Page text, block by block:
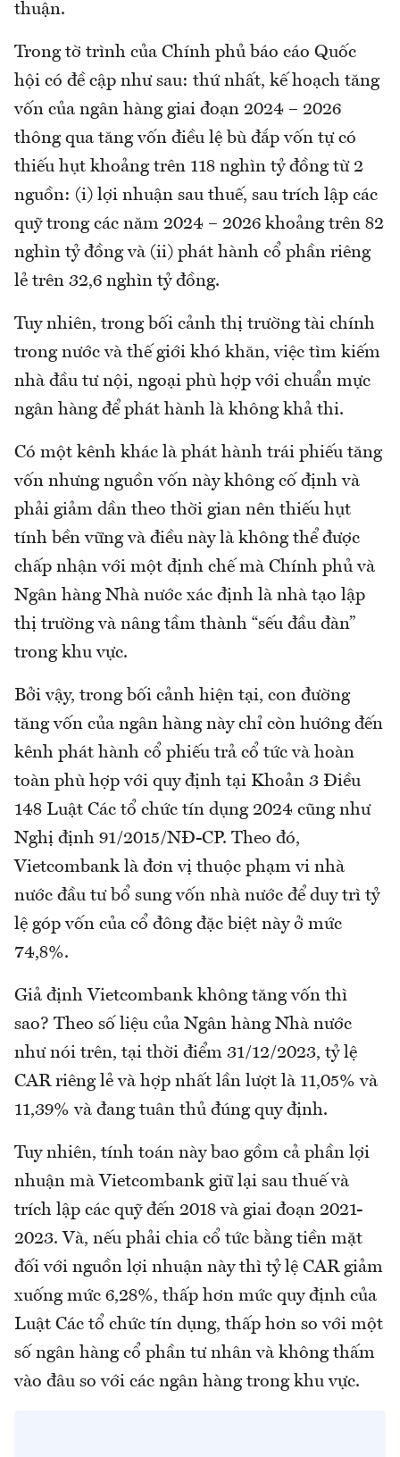
thuận.
Trong tờ trình của Chính phủ báo cáo Quốc
hội có đề cập như sau: thứ nhất, kế hoạch tăng
vốn của ngân hàng giai đoạn 2024 – 2026
thông qua tăng vốn điều lệ bù đắp vốn tự có
thiếu hụt khoảng trên 118 nghìn tỷ đồng từ 2
nguồn: (i) lợi nhuận sau thuế, sau trích lập các
quỹ trong các năm 2024 – 2026 khoảng trên 82
nghìn tỷ đồng và (ii) phát hành cổ phần riêng
lẻ trên 32,6 nghìn tỷ đồng.
Tuy nhiên, trong bối cảnh thị trường tài chính
trong nước và thế giới khó khăn, việc tìm kiếm
nhà đầu tư nội, ngoại phù hợp với chuẩn mực
ngân hàng để phát hành là không khả thi.
Có một kênh khác là phát hành trái phiếu tăng
vốn nhưng nguồn vốn này không cố định và
phải giảm dần theo thời gian nên thiếu hụt
tính bền vững và điều này là không thể được
chấp nhận với một định chế mà Chính phủ và
Ngân hàng Nhà nước xác định là nhà tạo lập
thị trường và nâng tầm thành “sếu đầu đàn”
trong khu vực.
Bởi vậy, trong bối cảnh hiện tại, con đường
tăng vốn của ngân hàng này chỉ còn hướng đến
kênh phát hành cổ phiếu trả cổ tức và hoàn
toàn phù hợp với quy định tại Khoản 3 Điều
148 Luật Các tổ chức tín dụng 2024 cũng như
Nghị định 91/2015/NĐ-CP. Theo đó,
Vietcombank là đơn vị thuộc phạm vi nhà
nước đầu tư bổ sung vốn nhà nước để duy trì tỷ
lệ góp vốn của cổ đông đặc biệt này ở mức
74,8%.
Giả định Vietcombank không tăng vốn thì
sao? Theo số liệu của Ngân hàng Nhà nước
như nói trên, tại thời điểm 31/12/2023, tỷ lệ
CAR riêng lẻ và hợp nhất lần lượt là 11,05% và
11,39% và đang tuân thủ đúng quy định.
Tuy nhiên, tính toán này bao gồm cả phần lợi
nhuận mà Vietcombank giữ lại sau thuế và
trích lập các quỹ đến 2018 và giai đoạn 2021-
2023. Và, nếu phải chia cổ tức bằng tiền mặt
đối với nguồn lợi nhuận này thì tỷ lệ CAR giảm
xuống mức 6,28%, thấp hơn mức quy định của
Luật Các tổ chức tín dụng, thấp hơn so với một
số ngân hàng cổ phần tư nhân và không thấm
vào đâu so với các ngân hàng trong khu vực.